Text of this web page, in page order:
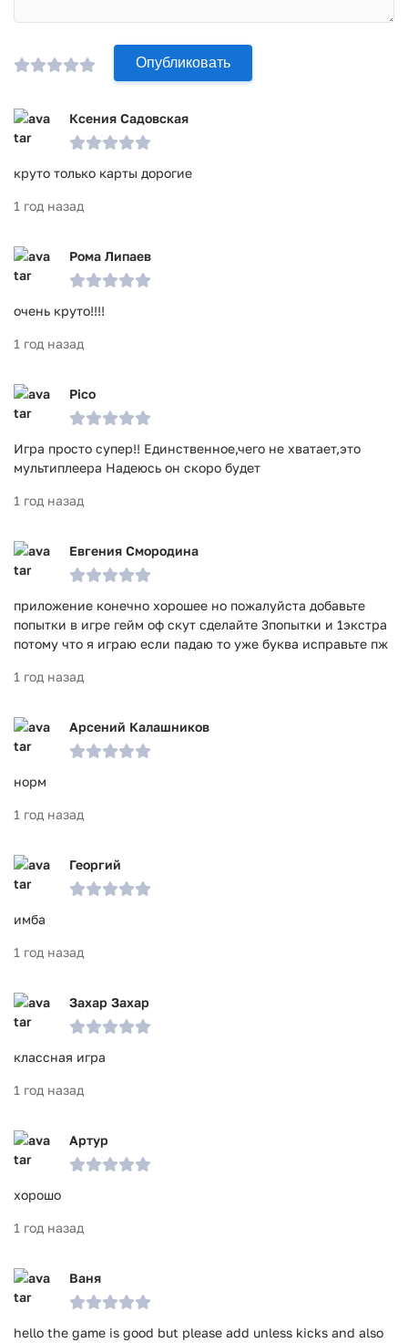
Опубликовать
Ксения Садовская
круто только карты дорогие
1 год назад
Рома Липаев
очень круто!!!!
1 год назад
Pico
Игра просто супер!! Единственное,чего не хватает,это
мультиплеера Надеюсь он скоро будет
1 год назад
Евгения Смородина
приложение конечно хорошее но пожалуйста добавьте
попытки в игре гейм оф скут сделайте 3попытки и 1экстра
потому что я играю если падаю то уже буква исправьте пж
1 год назад
Арсений Калашников
норм
1 год назад
Георгий
имба
1 год назад
Захар Захар
классная игра
1 год назад
Артур
хорошо
1 год назад
Ваня
hello the game is good but please add unless kicks and also